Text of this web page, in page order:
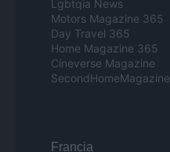
Lgbtqia News
Motors Magazine 365
Day Travel 365
Home Magazine 365
Cineverse Magazine
SecondHomeMagazine
Francia